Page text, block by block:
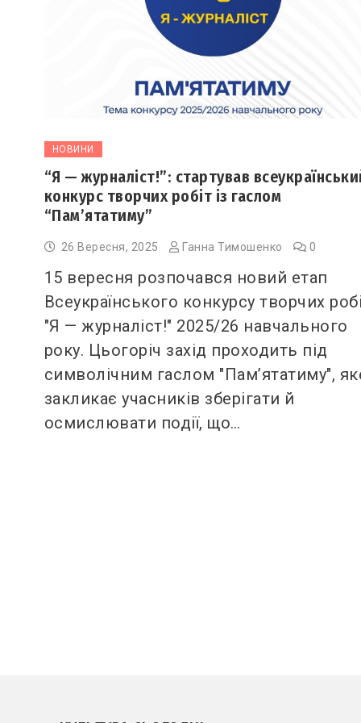
НОВИНИ
“Я — журналіст!”: стартував
конкурс творчих робіт із гаслом
“Пам’ятатиму”
26 Вересня, 2025 Ганна Тимошенко 0
15 вересня розпочався новий етап
Всеукраїнського конкурсу творчих
"Я — журналіст!" 2025/26 навчального
року. Цьогоріч захід проходить під
символічним гаслом "Пам’ятатиму",
закликає учасників зберігати й
осмислювати події, що…